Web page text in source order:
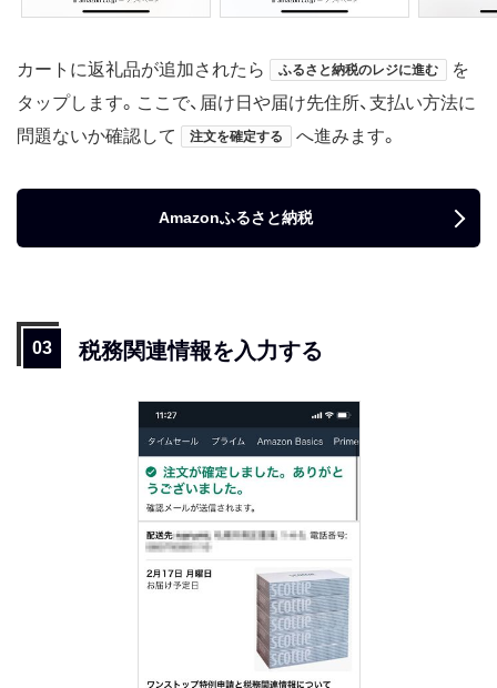
カートに返礼品が追加されたら ふるさと納税のレジに進む
を
タップします。ここで、届け日や届け先住所、支払い方法に
問題ないか確認して
注文を確定する へ進みます。
Amazonふるさと納税
税務関連情報を入力する